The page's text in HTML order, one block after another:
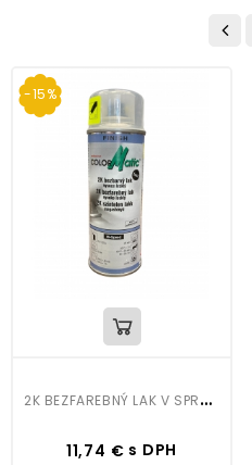
-15%
2
K BEZFAREBNÝ LAK V SPREJI 200ML
Cena
11,74 € s DPH